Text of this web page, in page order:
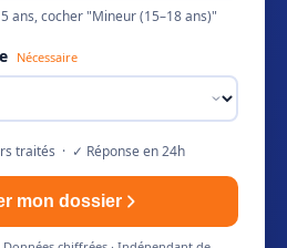
ans, cocher "Mineur (15–18 ans)"
Nécessaire
traités · ✓ Réponse en 24h
mon dossier